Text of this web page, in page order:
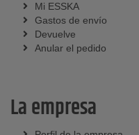
Mi ESSKA
Gastos de envío
Devuelve
Anular el pedido
La empresa